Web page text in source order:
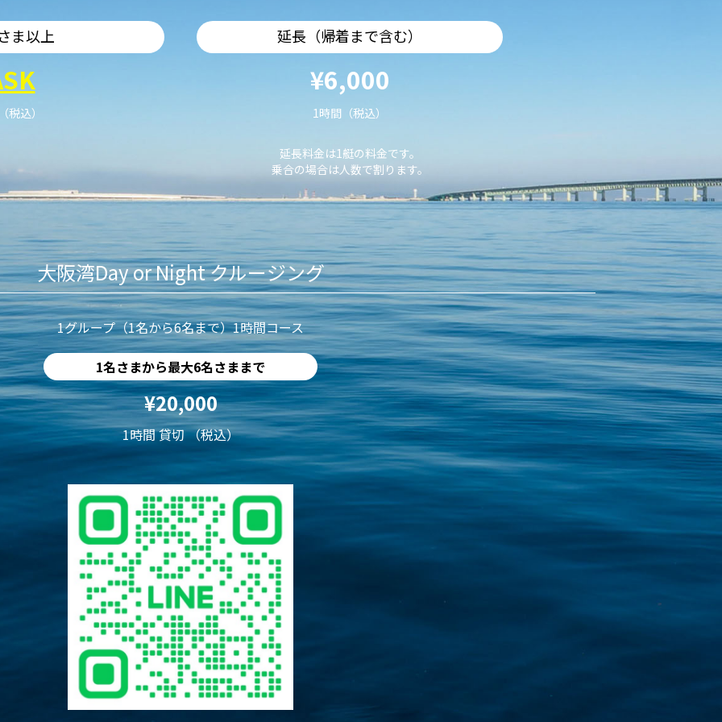
ま以上
税込）
延長（帰着まで含む）
¥6,000
1時間（税込）
延長料金は1艇の料金です。
乗合の場合は人数で割ります。
大阪湾Day or Night クルージング
1グループ（1名から6名まで）1時間コース
1名さまから最大6名さままで
¥20,000
1時間 貸切 （税込）